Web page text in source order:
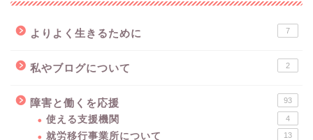
よりよく生きるために 7
私やブログについて 2
障害と働くを応援 93
使える支援機関 4
就労移行事業所について 13